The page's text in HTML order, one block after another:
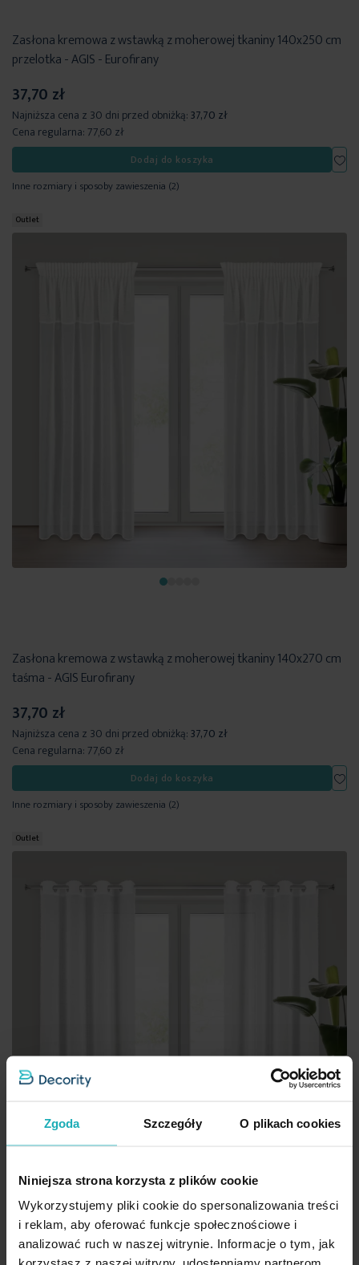
Zgoda Szczegóły O plikach cookies
Niniejsza strona korzysta z plików cookie
Wykorzystujemy pliki cookie do spersonalizowania treści
i reklam, aby oferować funkcje społecznościowe i
analizować ruch w naszej witrynie. Informacje o tym, jak
Zasłona kremowa z wstawką z moherowej tkaniny 140x250 cm
przelotka - AGIS - Eurofirany
37,70 zł
Najniższa cena z 30 dni przed obniżką:37,70 zł
Cena regularna: 77,60 zł
Dodaj do koszyka
Inne rozmiary i sposoby zawieszenia (2)
Outlet
Zasłona kremowa z wstawką z moherowej tkaniny 140x270 cm
taśma - AGIS Eurofirany
37,70 zł
Najniższa cena z 30 dni przed obniżką:37,70 zł
Cena regularna: 77,60 zł
Dodaj do koszyka
Inne rozmiary i sposoby zawieszenia (2)
Outlet